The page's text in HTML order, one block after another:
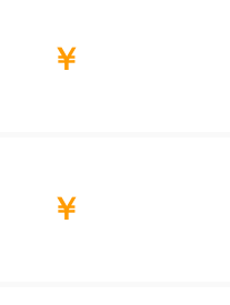
￥
￥